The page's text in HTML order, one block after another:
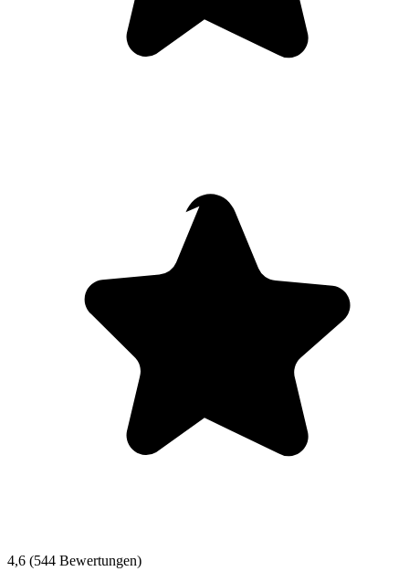
4,6 (544 Bewertungen)